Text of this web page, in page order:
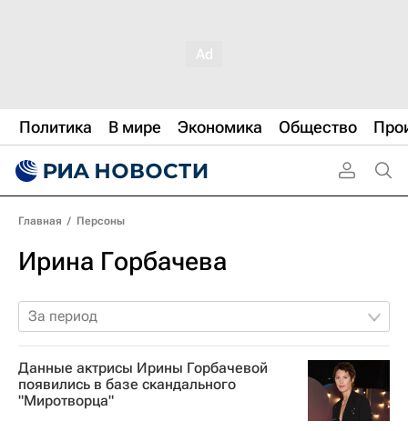
Политика В мире Экономика Общество
Главная / Персоны
Ирина Горбачева
За период
Данные актрисы Ирины Горбачевой
появились в базе скандального
"Миротворца"